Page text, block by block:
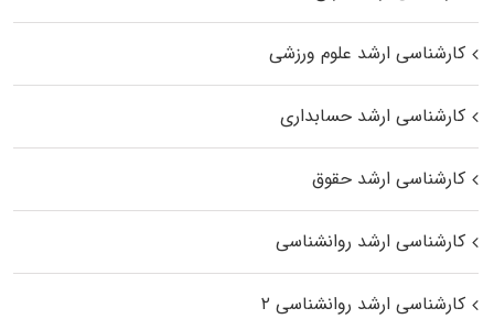
کارشناسی ارشد علوم ورزشی
کارشناسی ارشد حسابداری
کارشناسی ارشد حقوق
کارشناسی ارشد روانشناسی
کارشناسی ارشد روانشناسی ۲